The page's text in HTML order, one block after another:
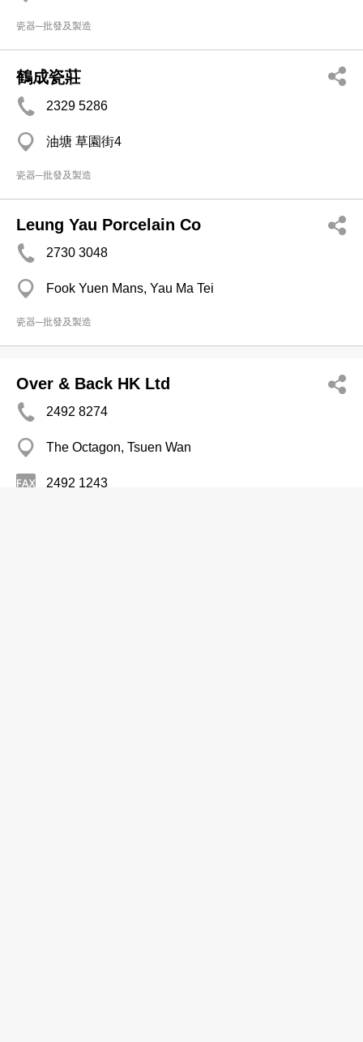
瓷器─批發及製造
鶴成瓷莊
2329 5286
油塘 草園街4
瓷器─批發及製造
Leung Yau Porcelain Co
2730 3048
Fook Yuen Mans, Yau Ma Tei
瓷器─批發及製造
Over & Back HK Ltd
2492 8274
The Octagon, Tsuen Wan
2492 1243